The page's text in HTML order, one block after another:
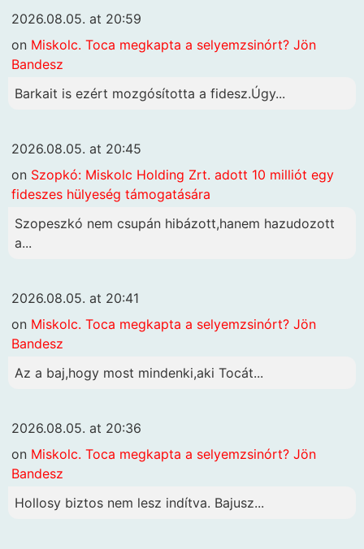
2026.08.05. at 20:59
on Miskolc. Toca megkapta a selyemzsinórt? Jön
Bandesz
Barkait is ezért mozgósította a fidesz.Úgy...
2026.08.05. at 20:45
on Szopkó: Miskolc Holding Zrt. adott 10 milliót egy
fideszes hülyeség támogatására
Szopeszkó nem csupán hibázott,hanem hazudozott
a...
2026.08.05. at 20:41
on Miskolc. Toca megkapta a selyemzsinórt? Jön
Bandesz
Az a baj,hogy most mindenki,aki Tocát...
2026.08.05. at 20:36
on Miskolc. Toca megkapta a selyemzsinórt? Jön
Bandesz
Hollosy biztos nem lesz indítva. Bajusz...